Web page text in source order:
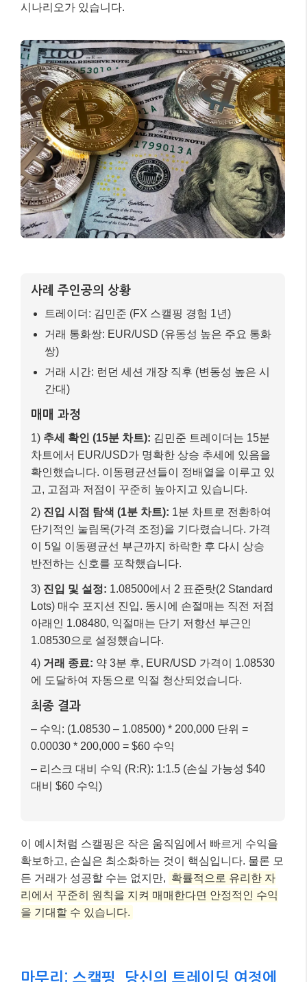
시나리오가 있습니다.
사례 주인공의 상황
트레이더: 김민준 (FX 스캘핑 경험 1년)
거래 통화쌍: EUR/USD (유동성 높은 주요 통화
쌍)
거래 시간: 런던 세션 개장 직후 (변동성 높은 시
간대)
매매 과정
1) 추세 확인 (15분 차트): 김민준 트레이더는 15분
차트에서 EUR/USD가 명확한 상승 추세에 있음을
확인했습니다. 이동평균선들이 정배열을 이루고 있
고, 고점과 저점이 꾸준히 높아지고 있습니다.
2) 진입 시점 탐색 (1분 차트): 1분 차트로 전환하여
단기적인 눌림목(가격 조정)을 기다렸습니다. 가격
이 5일 이동평균선 부근까지 하락한 후 다시 상승
반전하는 신호를 포착했습니다.
3) 진입 및 설정: 1.08500에서 2 표준랏(2 Standard
Lots) 매수 포지션 진입. 동시에 손절매는 직전 저점
아래인 1.08480, 익절매는 단기 저항선 부근인
1.08530으로 설정했습니다.
4) 거래 종료: 약 3분 후, EUR/USD 가격이 1.08530
에 도달하여 자동으로 익절 청산되었습니다.
최종 결과
– 수익: (1.08530 – 1.08500) * 200,000 단위 =
0.00030 * 200,000 = $60 수익
– 리스크 대비 수익 (R:R): 1:1.5 (손실 가능성 $40
대비 $60 수익)
이 예시처럼 스캘핑은 작은 움직임에서 빠르게 수익을
확보하고, 손실은 최소화하는 것이 핵심입니다. 물론 모
든 거래가 성공할 수는 없지만, 확률적으로 유리한 자
리에서 꾸준히 원칙을 지켜 매매한다면 안정적인 수익
을 기대할 수 있습니다.
마무리: 스캘핑, 당신의 트레이딩 여정에